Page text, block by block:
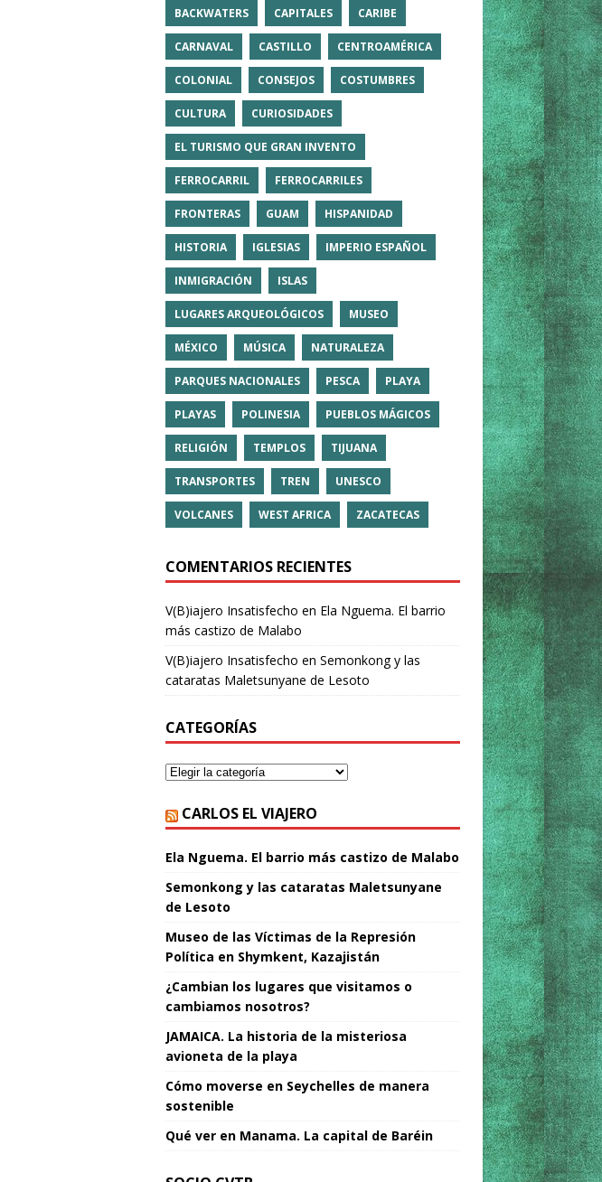
BACKWATERS CAPITALES CARIBE
CARNAVAL CASTILLO CENTROAMÉRICA
COLONIAL CONSEJOS COSTUMBRES
CULTURA CURIOSIDADES
EL TURISMO QUE GRAN INVENTO
FERROCARRIL FERROCARRILES
FRONTERAS GUAM HISPANIDAD
HISTORIA IGLESIAS IMPERIO ESPAÑOL
INMIGRACIÓN ISLAS
LUGARES ARQUEOLÓGICOS MUSEO
MÉXICO MÚSICA NATURALEZA
PARQUES NACIONALES PESCA PLAYA
PLAYAS POLINESIA PUEBLOS MÁGICOS
RELIGIÓN TEMPLOS TIJUANA
TRANSPORTES TREN UNESCO
VOLCANES WEST AFRICA ZACATECAS
COMENTARIOS RECIENTES
V(B)iajero Insatisfecho en Ela Nguema. El barrio
más castizo de Malabo
V(B)iajero Insatisfecho en Semonkong y las
cataratas Maletsunyane de Lesoto
CATEGORÍAS
CARLOS EL VIAJERO
Ela Nguema. El barrio más castizo de Malabo
Semonkong y las cataratas Maletsunyane
de Lesoto
Museo de las Víctimas de la Represión
Política en Shymkent, Kazajistán
¿Cambian los lugares que visitamos o
cambiamos nosotros?
JAMAICA. La historia de la misteriosa
avioneta de la playa
Cómo moverse en Seychelles de manera
sostenible
Qué ver en Manama. La capital de Baréin